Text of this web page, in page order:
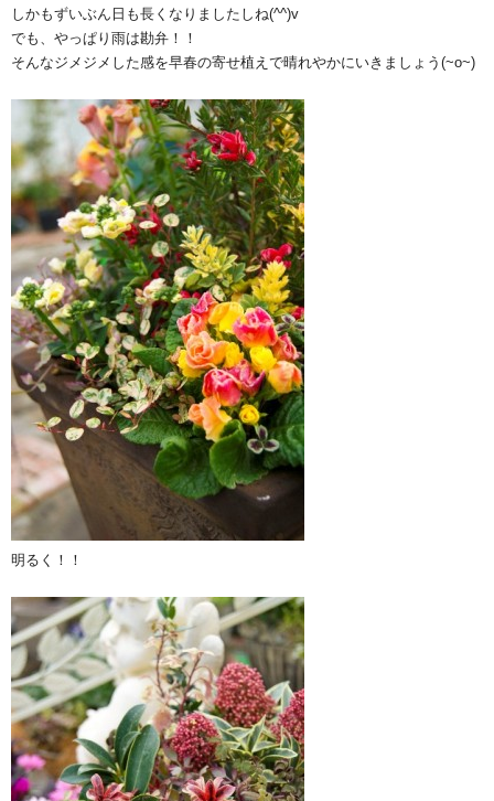
しかもずいぶん日も長くなりましたしね(^^)v
でも、やっぱり雨は勘弁！！
そんなジメジメした感を早春の寄せ植えで晴れやかにいきましょう(~o~)
明るく！！